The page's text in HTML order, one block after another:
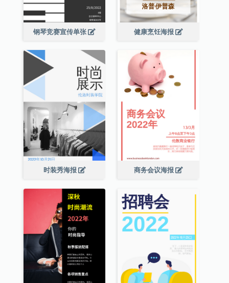
钢琴竞赛宣传单张 健康烹饪海报
时装秀海报 商务会议海报